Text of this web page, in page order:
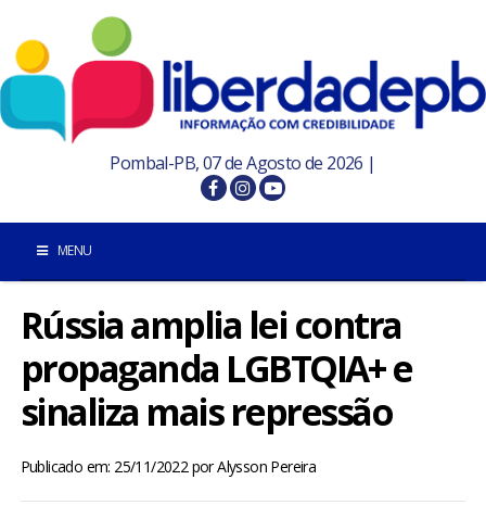
Pombal-PB, 07 de Agosto de 2026 |
MENU
INÍCIO
POMBAL E REGIÃO
BRASIL
Rússia amplia lei contra
propaganda LGBTQIA+ e
sinaliza mais repressão
Publicado em: 25/11/2022porAlysson Pereira